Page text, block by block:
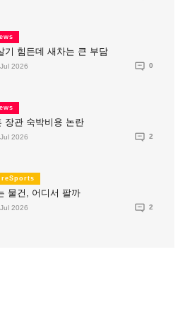
기 힘든데 새차는 큰 부담
2026 0
장관 숙박비용 논란
2026 2
물건, 어디서 팔까
2026 2